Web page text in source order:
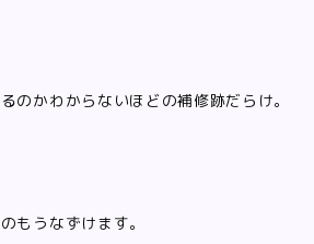
のかわからないほどの補修跡だらけ。
もうなずけます。